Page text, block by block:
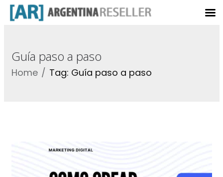
Guía paso a paso
Home Tag: Guía paso a paso